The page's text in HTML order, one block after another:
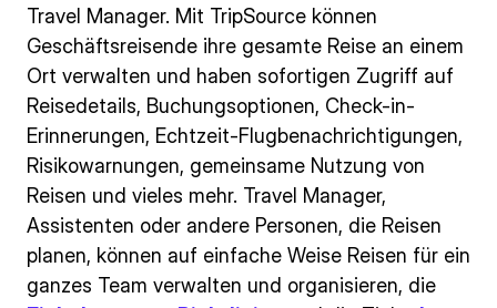
Travel Manager. Mit TripSource können
Geschäftsreisende ihre gesamte Reise an einem
Ort verwalten und haben sofortigen Zugriff auf
Reisedetails, Buchungsoptionen, Check-in-
Erinnerungen, Echtzeit-Flugbenachrichtigungen,
Risikowarnungen, gemeinsame Nutzung von
Reisen und vieles mehr. Travel Manager,
Assistenten oder andere Personen, die Reisen
planen, können auf einfache Weise Reisen für ein
ganzes Team verwalten und organisieren, die